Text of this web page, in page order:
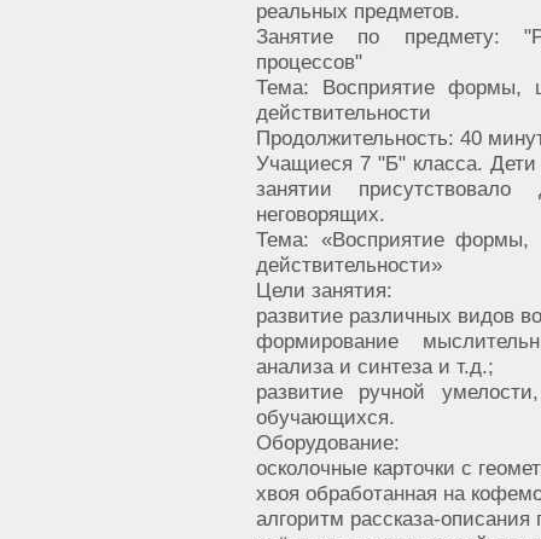
реальных предметов.
Занятие по предмету:
процессов"
Тема: Восприятие формы,
действительности
Продолжительность: 40
Учащиеся 7 "Б" класса.
занятии
неговорящих.
Тема: «Восприятие формы,
действительности»
Цели занятия:
развитие различных видов
формирование
анализа и синтеза и т.д.;
развитие ручной
обучающихся.
Оборудование:
осколочные карточки с
хвоя обработанная на
алгоритм рассказа-описания